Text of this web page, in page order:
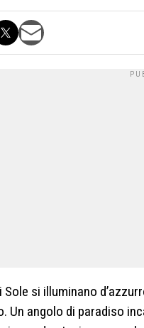
Sole si illuminano
Un angolo di paradiso